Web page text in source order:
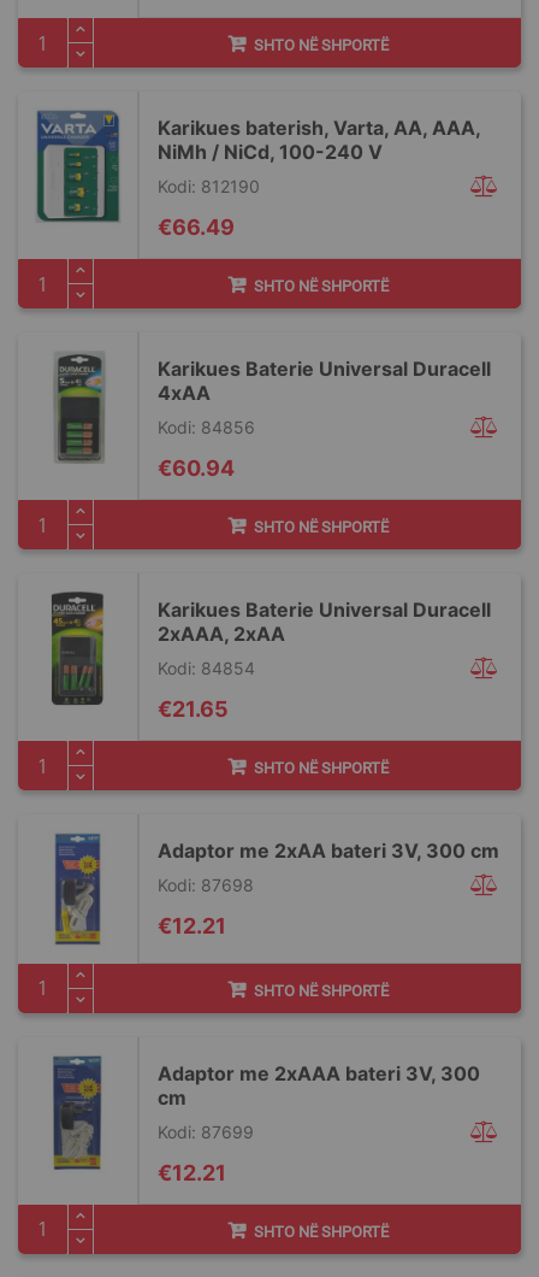
SHTO NË SHPORTË
Karikues baterish, Varta, AA, AAA,
NiMh / NiCd, 100-240 V
Kodi: 812190
€66.49
SHTO NË SHPORTË
Karikues Baterie Universal Duracell
4xAA
Kodi: 84856
€60.94
SHTO NË SHPORTË
Karikues Baterie Universal Duracell
2xAAA, 2xAA
Kodi: 84854
€21.65
SHTO NË SHPORTË
Adaptor me 2xAA bateri 3V, 300 cm
Kodi: 87698
€12.21
SHTO NË SHPORTË
Adaptor me 2xAAA bateri 3V, 300
cm
Kodi: 87699
€12.21
SHTO NË SHPORTË